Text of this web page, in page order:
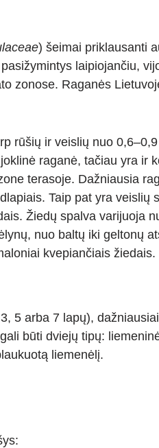
) šeimai priklausanti
laipiojančiu,
zonose. Raganės
rūšių ir veislių nuo
raganė, tačiau yra ir
terasoje. Dažniausia
Taip pat yra veislių
Žiedų spalva varijuoja
nuo baltų iki geltonų
kvepiančiais žiedais.
5 arba 7 lapų),
būti dviejų tipų:
liemenėlį.